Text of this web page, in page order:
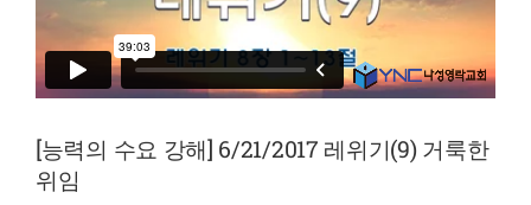
[능력의 수요 강해] 6/21/2017 레위기(9) 거룩한
위임